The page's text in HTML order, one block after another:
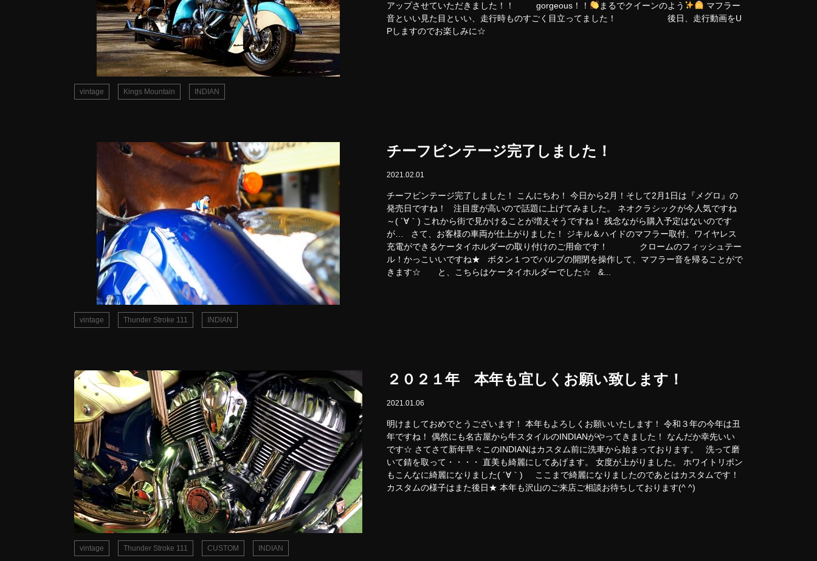
vintage Kings Mountain INDIAN
アップさせていただきました！！ gorgeous！！
まるでクイーンのよう
マフラー
音といい見た目といい、走行時ものすごく目立ってました！ 後日、走行動画をU
Pしますのでお楽しみに☆
vintage Thunder Stroke 111 INDIAN
チーフビンテージ完了しました！
2021.02.01
チーフビンテージ完了しました！ こんにちわ！ 今日から2月！そして2月1日は『メグロ』の
発売日ですね！ 注目度が高いので話題に上げてみました。 ネオクラシックが今人気ですね
～( ´∀｀) これから街で見かけることが増えそうですね！ 残念ながら購入予定はないのです
が… さて、お客様の車両が仕上がりました！ ジキル＆ハイドのマフラー取付、ワイヤレス
充電ができるケータイホルダーの取り付けのご用命です！ クロームのフィッシュテー
ル！かっこいいですね★ ボタン１つでバルブの開閉を操作して、マフラー音を帰ることがで
きます☆ と、こちらはケータイホルダーでした☆ &...
vintage Thunder Stroke 111 CUSTOM INDIAN
２０２１年 本年も宜しくお願い致します！
2021.01.06
明けましておめでとうございます！ 本年もよろしくお願いいたします！ 令和３年の今年は丑
年ですね！ 偶然にも名古屋から牛スタイルのINDIANがやってきました！ なんだか幸先いい
です☆ さてさて新年早々このINDIANはカスタム前に洗車から始まっております。 洗って磨
いて錆を取って・・・・ 直美も綺麗にしてあげます。 女度が上がりました。 ホワイトリボン
もこんなに綺麗になりました( ´∀｀) ここまで綺麗になりましたのであとはカスタムです！
カスタムの様子はまた後日★ 本年も沢山のご来店ご相談お待ちしております(^ ^)